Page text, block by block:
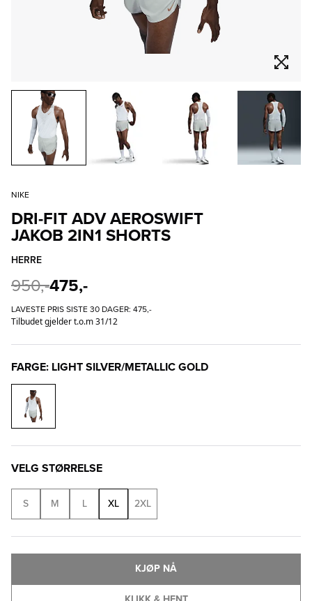
NIKE
DRI-FIT ADV AEROSWIFT
JAKOB 2IN1 SHORTS
HERRE
950,-475,-
LAVESTE PRIS SISTE 30 DAGER: 475,-
Tilbudet gjelder t.o.m 31/12
FARGE: LIGHT SILVER/METALLIC GOLD
VELG STØRRELSE
S M L XL 2XL
KJØP NÅ